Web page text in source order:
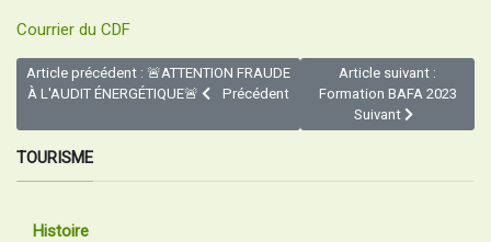
Courrier du CDF
Article précédent : 🚨ATTENTION FRAUDE
À L'AUDIT ÉNERGÉTIQUE🚨
Précédent
Article suivant :
Formation BAFA 2023
Suivant
TOURISME
Histoire